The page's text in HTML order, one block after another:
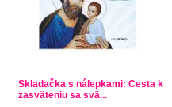
Skladačka s nálepkami: Cesta k
zasväteniu sa svä...